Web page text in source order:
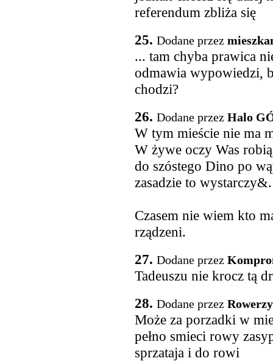
referendum zbliża się
25. Dodane przez
... tam chyba prawica
odmawia wypowiedzi,
chodzi?
26. Dodane przez Halo
W tym mieście nie ma
W żywe oczy Was
do szóstego Dino po
zasadzie to
Czasem nie wiem kto
rządzeni.
27. Dodane przez
Tadeuszu nie krocz tą
28. Dodane przez
Może za porzadki w
pełno smieci rowy
sprzataja i do rowi